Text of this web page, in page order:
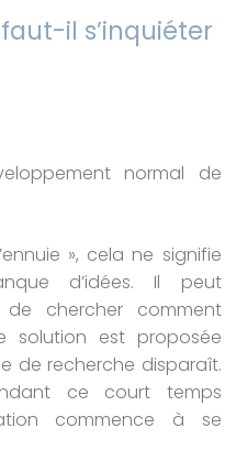
il s’inquiéter
normal de
», cela ne signifie
d’idées. Il peut
chercher comment
solution est proposée
de recherche disparaît.
ce court temps
commence à se